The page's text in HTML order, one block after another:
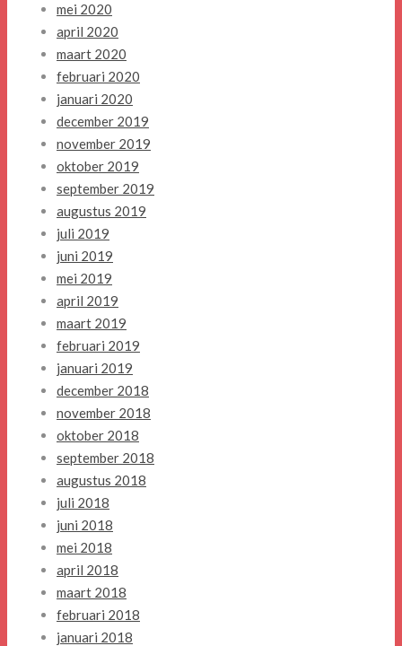
mei 2020
april 2020
maart 2020
februari 2020
januari 2020
december 2019
november 2019
oktober 2019
september 2019
augustus 2019
juli 2019
juni 2019
mei 2019
april 2019
maart 2019
februari 2019
januari 2019
december 2018
november 2018
oktober 2018
september 2018
augustus 2018
juli 2018
juni 2018
mei 2018
april 2018
maart 2018
februari 2018
januari 2018